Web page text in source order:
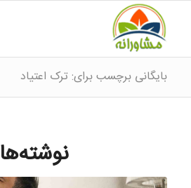
بایگانی برچسب برای: ترک اعتیاد
نوشته‌ها